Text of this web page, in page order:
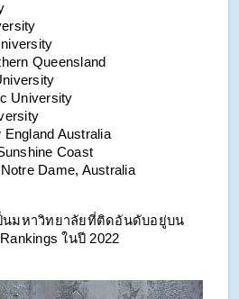
Queensland
University
Australia
Coast
Dame, Australia
นมหาวิทยาลัยที่ติดอันดับอยู่บน
ในปี 2022